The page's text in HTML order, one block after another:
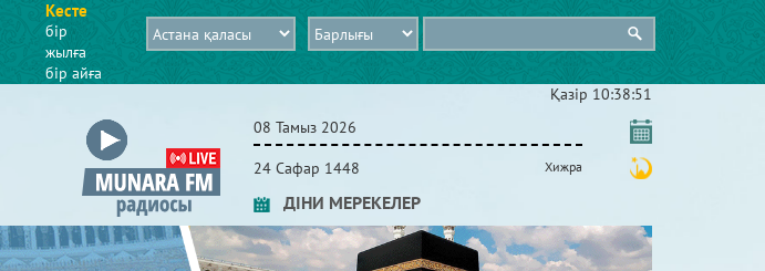
Кесте
бір
жылға
бір айға
Қазір 10:38:52
08 Тамыз 2026
24 Сафар 1448 Хижра
ДІНИ МЕРЕКЕЛЕР